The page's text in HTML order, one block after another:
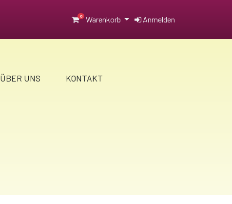
0 Warenkorb Anmelden
ÜBER UNS KONTAKT